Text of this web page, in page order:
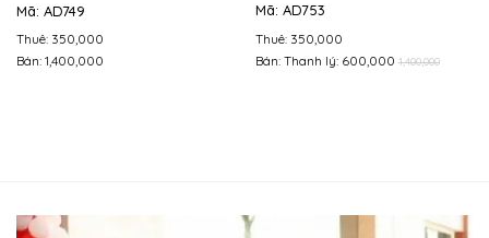
Mã: AD749
Thuê: 350,000
Bán: 1,400,000
Mã: AD753
Thuê: 350,000
Bán: Thanh lý: 600,000 1,400,000